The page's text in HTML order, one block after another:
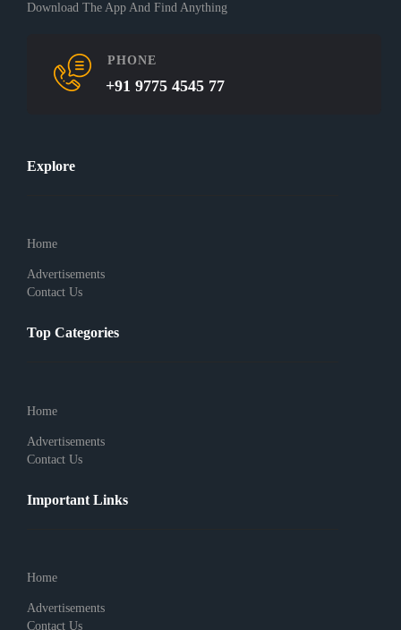
Download The App And Find Anything
PHONE
+91 9775 4545 77
Explore
Home
Advertisements
Contact Us
Top Categories
Home
Advertisements
Contact Us
Important Links
Home
Advertisements
Contact Us